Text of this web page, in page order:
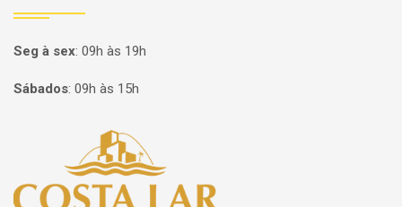
Seg à sex: 09h às 19h
Sábados: 09h às 15h
Página inicial